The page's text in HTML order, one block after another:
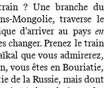
? Une branche du
Mongolie, traverse le
d'arriver au pays en
changer. Prenez le train
que vous admirerez,
vous êtes en Bouriatie,
de la Russie, mais dont